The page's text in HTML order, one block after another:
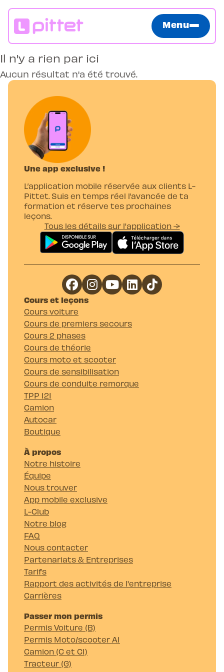
Menu
Il n'y a rien par ici
Aucun résultat n'a été trouvé.
Une app exclusive !
L’application mobile réservée aux clients L-
Pittet. Suis en temps réel l’avancée de ta
formation et réserve tes prochaines
leçons.
Tous les détails sur l'application →
Cours et leçons
Cours voiture
Cours de premiers secours
Cours 2 phases
Cours de théorie
Cours moto et scooter
Cours de sensibilisation
Cours de conduite remorque
TPP 121
Camion
Autocar
Boutique
À propos
Notre histoire
Équipe
Nous trouver
App mobile exclusive
L-Club
Notre blog
FAQ
Nous contacter
Partenariats & Entreprises
Tarifs
Rapport des activités de l'entreprise
Carrières
Passer mon permis
Permis Voiture (B)
Permis Moto/scooter A1
Camion (C et C1)
Tracteur (G)